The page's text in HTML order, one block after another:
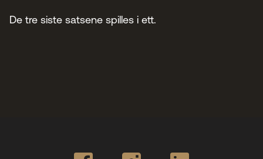
De tre siste satsene spilles i ett.